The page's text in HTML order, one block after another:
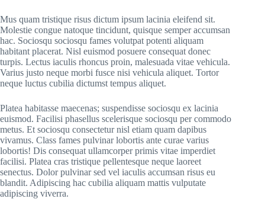
Mus quam tristique risus dictum ipsum lacinia eleifend sit.
Molestie congue natoque tincidunt, quisque semper accumsan
hac. Sociosqu sociosqu fames volutpat potenti aliquam
habitant placerat. Nisl euismod posuere consequat donec
turpis. Lectus iaculis rhoncus proin, malesuada vitae vehicula.
Varius justo neque morbi fusce nisi vehicula aliquet. Tortor
neque luctus cubilia dictumst tempus aliquet.
Platea habitasse maecenas; suspendisse sociosqu ex lacinia
euismod. Facilisi phasellus scelerisque sociosqu per commodo
metus. Et sociosqu consectetur nisl etiam quam dapibus
vivamus. Class fames pulvinar lobortis ante curae varius
lobortis! Dis consequat ullamcorper primis vitae imperdiet
facilisi. Platea cras tristique pellentesque neque laoreet
senectus. Dolor pulvinar sed vel iaculis accumsan risus eu
blandit. Adipiscing hac cubilia aliquam mattis vulputate
adipiscing viverra.